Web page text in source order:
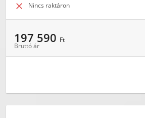
 Nincs raktáron
197 590 Ft
Bruttó ár